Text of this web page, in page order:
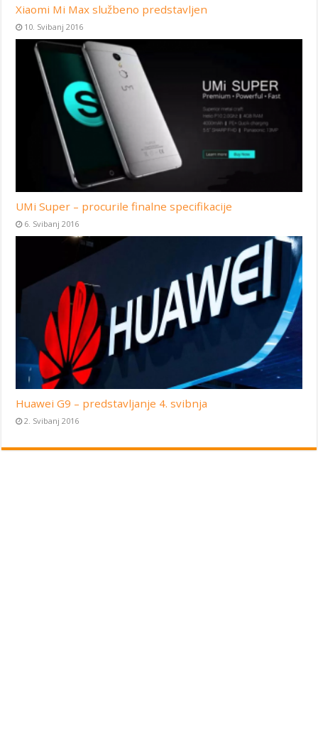
Xiaomi Mi Max službeno predstavljen
10. Svibanj 2016
UMi Super – procurile finalne specifikacije
6. Svibanj 2016
Huawei G9 – predstavljanje 4. svibnja
2. Svibanj 2016